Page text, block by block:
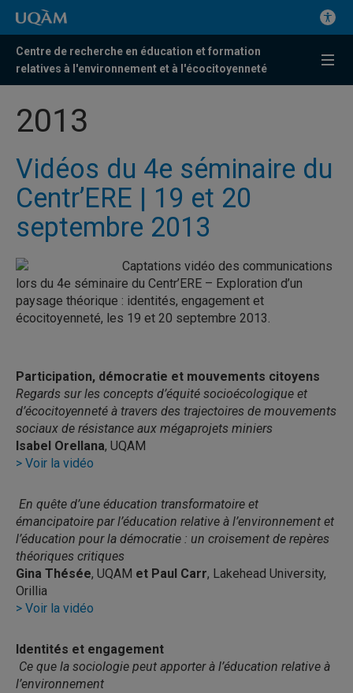
Centre de recherche en éducation et formation
relatives à l'environnement et à l'écocitoyenneté
2013
Vidéos du 4e séminaire du
Centr’ERE | 19 et 20
septembre 2013
Captations vidéo des communications
lors du 4e séminaire du Centr’ERE – Exploration d’un
paysage théorique : identités, engagement et
écocitoyenneté, les 19 et 20 septembre 2013.
Participation, démocratie et mouvements citoyens
Regards sur les concepts d’équité socioécologique et
d’écocitoyenneté à travers des trajectoires de mouvements
sociaux de résistance aux mégaprojets miniers
Isabel Orellana, UQAM
> Voir la vidéo
En quête d’une éducation transformatoire et
émancipatoire par l’éducation relative à l’environnement et
l’éducation pour la démocratie : un croisement de repères
théoriques critiques
Gina Thésée, UQAM et Paul Carr, Lakehead University,
Orillia
> Voir la vidéo
Identités et engagement
Ce que la sociologie peut apporter à l’éducation relative à
l’environnement